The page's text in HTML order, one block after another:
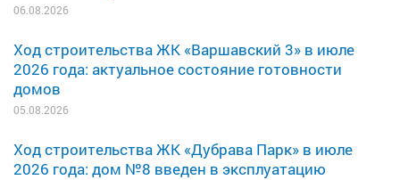
06.08.2026
Ход строительства ЖК «Варшавский 3» в июле
2026 года: актуальное состояние готовности
домов
05.08.2026
Ход строительства ЖК «Дубрава Парк» в июле
2026 года: дом №8 введен в эксплуатацию